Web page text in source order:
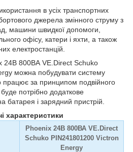
в усіх транспортних
джерела змінного струму з
машини швидкої допомоги,
офісу, катери і яхти, а також
електростанцій.
24В 800ВА VE.Direct Schuko
можна побудувати систему
за принципом подвійного
потрібно додаткове
батарея і зарядний пристрій.
характеристики
Phoenix 24В 800ВА VE.Direct
Schuko PIN241801200 Victron
Energy